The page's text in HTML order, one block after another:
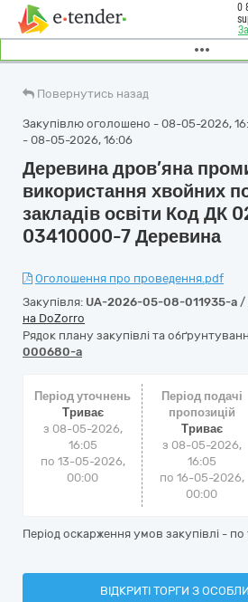
0
Повернутись назад
Закупівлю оголошено - 08-05-2026,
- 08-05-2026, 16:06
Деревина дров’яна
використання хвойних
закладів освіти Код ДК
03410000-7 Деревина
Оголошення про проведення.pdf
Закупівля: UA-2026-05-08-011935-a /
на DoZorro
Рядок плану закупівлі та
000680-a
Період уточнень
Триває
з 08-05-2026,
16:05
по 13-05-2026,
00:00
Період подачі
пропозицій
Триває
з 08-05-2026,
16:05
по 16-05-2026,
00:00
Період оскарження умов закупівлі - по
ВІДКРИТІ ТОРГИ З